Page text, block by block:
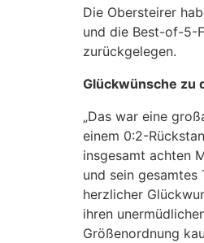
Die Obersteirer
und die Best-of-5-
zurückgelegen.
Glückwünsche zu
„Das war eine
einem 0:2-
insgesamt achten
und sein
herzlicher
ihren
Größenordnung